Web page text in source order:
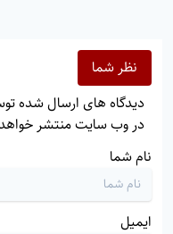
نظر شما
دیدگاه های ارسال شده
در وب سایت منتشر
نام شما
ایمیل